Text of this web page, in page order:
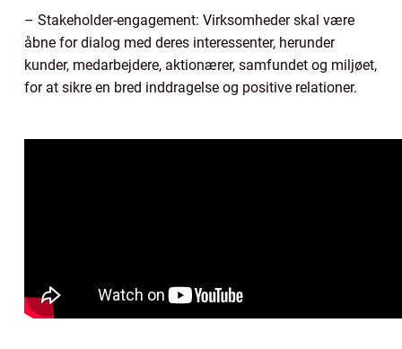
– Stakeholder-engagement: Virksomheder skal være
åbne for dialog med deres interessenter, herunder
kunder, medarbejdere, aktionærer, samfundet og miljøet,
for at sikre en bred inddragelse og positive relationer.